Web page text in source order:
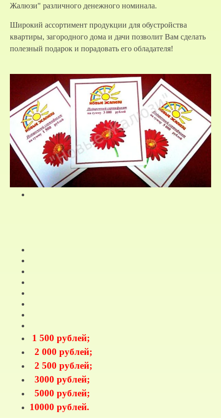
Жалюзи" различного денежного номинала.
Широкий ассортимент продукции для обустройства
квартиры, загородного дома и дачи позволит Вам сделать
полезный подарок и порадовать его обладателя!
1 500 рублей;
2 000 рублей;
2 500 рублей;
3000 рублей;
5000 рублей;
10000 рублей.